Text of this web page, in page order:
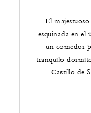
El
esquinada en el
un comedor
tranquilo
Castillo de